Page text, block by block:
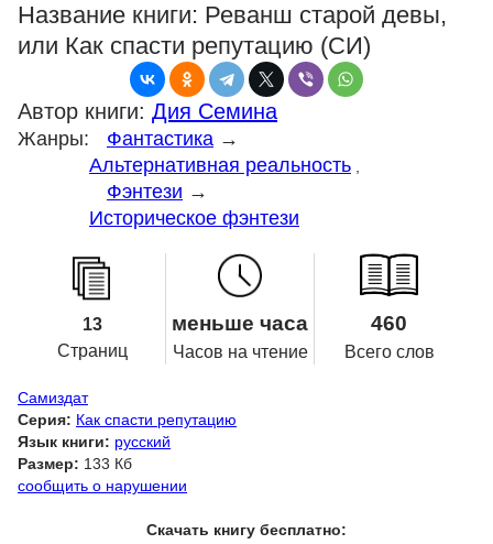
Название книги: Реванш старой девы,
или Как спасти репутацию (СИ)
Автор книги: Дия Семина
Жанры: Фантастика →
Альтернативная реальность
Фэнтези →
Историческое фэнтези
13
Страниц
меньше часа
Часов на чтение
460
Всего слов
Самиздат
Серия: Как спасти репутацию
Язык книги: русский
Размер: 133 Кб
сообщить о нарушении
Скачать книгу бесплатно: